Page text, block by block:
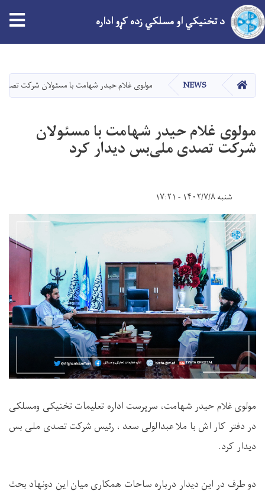
دانګل
د تخنیکي او مسلکي زده کړو اداره
کور NEWS مولوی غلام حیدر شهامت با مسئولان شرکت
مولوی غلام حیدر شهامت با مسئولان
شرکت تصدی ملی‌بس دیدار کرد
شنبه ۱۴۰۲/۷/۸ - ۱۷:۲۱
مولوی غلام حیدر شهامت، سرپرست اداره تعلیمات تخنیکی ومسلکی
در دفتر کار اش با ملا عبدالولی سعد ، رئیس شرکت تصدی ملی بس
دیدار کرد.
دو طرف در این دیدار درباره ساحات همکاری میان این دونهاد بحث